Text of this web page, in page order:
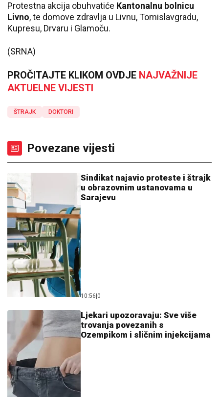
Protestna akcija obuhvatiće Kantonalnu bolnicu
Livno, te domove zdravlja u Livnu, Tomislavgradu,
Kupresu, Drvaru i Glamoču.
(SRNA)
PROČITAJTE KLIKOM OVDJE NAJVAŽNIJE
AKTUELNE VIJESTI
ŠTRAJK DOKTORI
Povezane vijesti
Sindikat najavio proteste i štrajk
u obrazovnim ustanovama u
Sarajevu
10:56 0
Ljekari upozoravaju: Sve više
trovanja povezanih s
Ozempikom i sličnim injekcijama